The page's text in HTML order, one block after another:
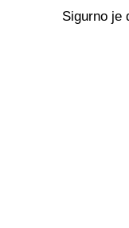
Sigurno je